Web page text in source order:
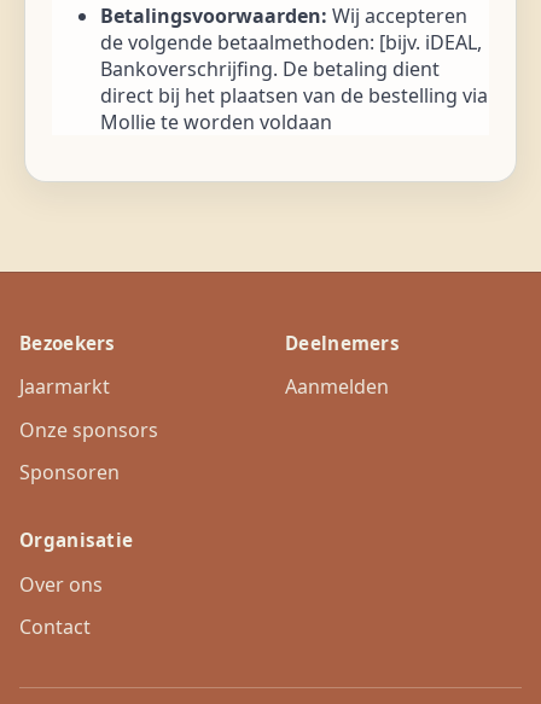
Betalingsvoorwaarden: Wij accepteren
de volgende betaalmethoden: [bijv. iDEAL,
Bankoverschrijfing. De betaling dient
direct bij het plaatsen van de bestelling via
Mollie te worden voldaan
Bezoekers
Jaarmarkt
Onze sponsors
Sponsoren
Deelnemers
Aanmelden
Organisatie
Over ons
Contact